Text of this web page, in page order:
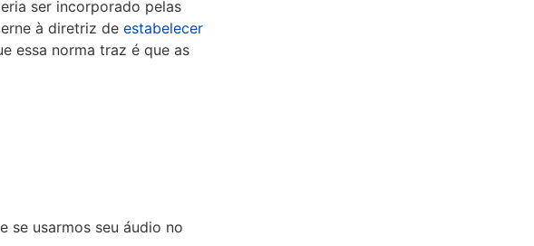
ser incorporado pelas
à diretriz de estabelecer
essa norma traz é que as
se usarmos seu áudio no